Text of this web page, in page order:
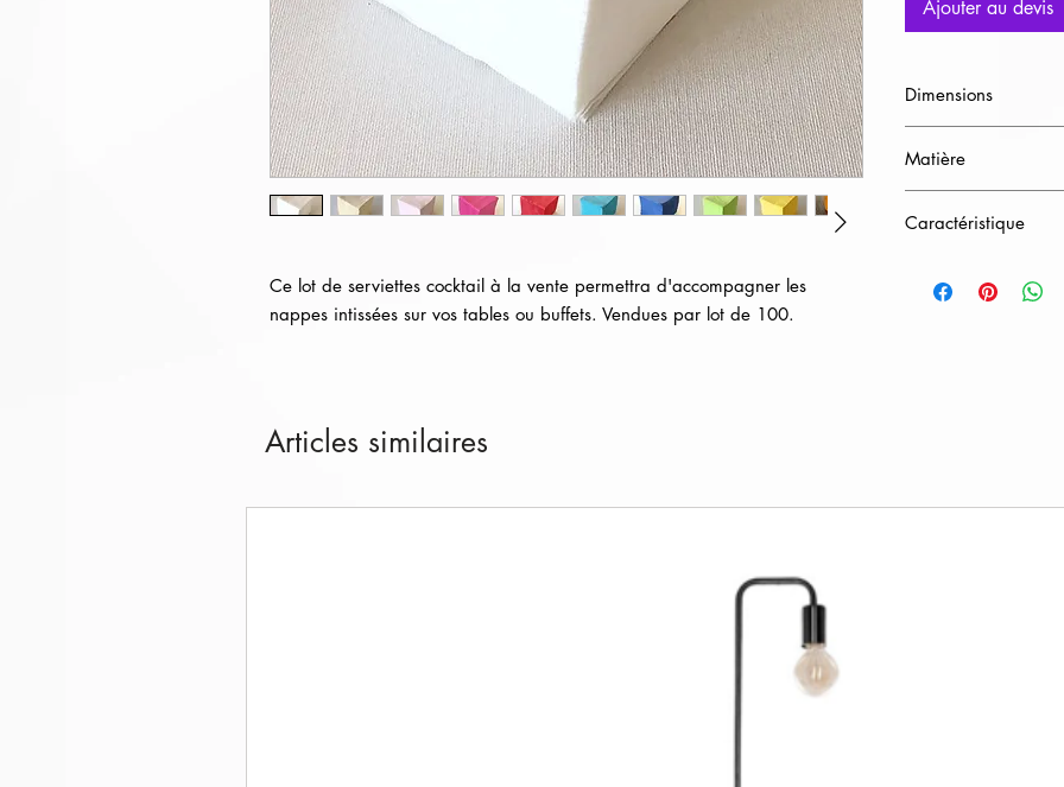
Ce lot de serviettes cocktail à la vente permettra d'accompagner les
nappes intissées sur vos tables ou buffets. Vendues par lot de 100.
Ajouter au devis
Dimensions
Matière
Caractéristique
Articles similaires